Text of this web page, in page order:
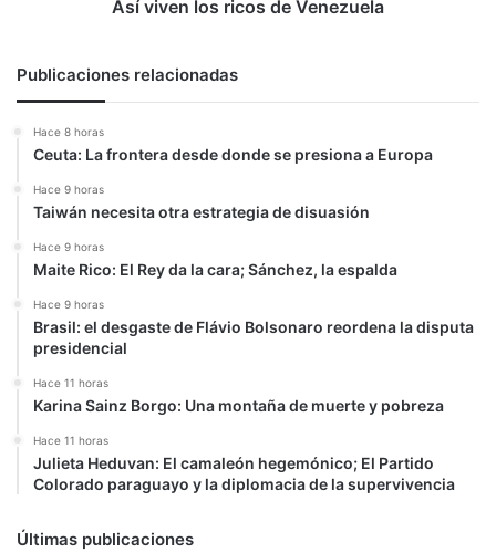
Así viven los ricos de Venezuela
Publicaciones relacionadas
Hace 8 horas
Ceuta: La frontera desde donde se presiona a Europa
Hace 9 horas
Taiwán necesita otra estrategia de disuasión
Hace 9 horas
Maite Rico: El Rey da la cara; Sánchez, la espalda
Hace 9 horas
Brasil: el desgaste de Flávio Bolsonaro reordena la disputa
presidencial
Hace 11 horas
Karina Sainz Borgo: Una montaña de muerte y pobreza
Hace 11 horas
Julieta Heduvan: El camaleón hegemónico; El Partido
Colorado paraguayo y la diplomacia de la supervivencia
Últimas publicaciones